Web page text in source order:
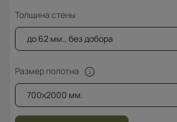
Толщина стены
до 62 мм., без добора
Размер полотна
700x2000 мм.